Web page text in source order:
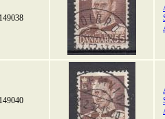
149038
149040